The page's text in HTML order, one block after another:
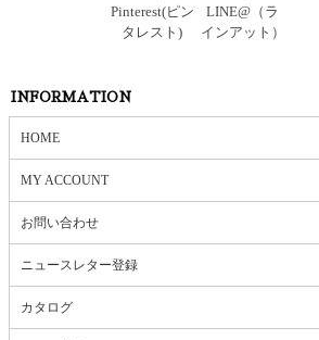
INFORMATION
HOME
MY ACCOUNT
お問い合わせ
ニュースレター登録
カタログ